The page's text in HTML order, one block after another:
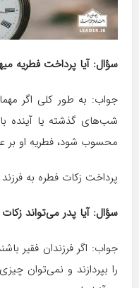
سؤال: آیا پرداخت فطریه
جواب: به طور کلی اگر
شب‌های گذشته یا آینده
محسوب شود، فطریه او بر
پرداخت زکات فطره به فرزند
سؤال: آیا پدر می‌تواند
جواب: اگر فرزندان فقیر
را بپردازند و نمی‌توان